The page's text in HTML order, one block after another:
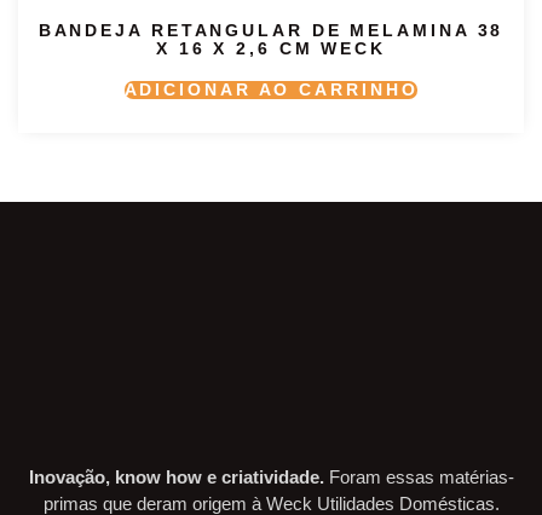
BANDEJA RETANGULAR DE MELAMINA 38
X 16 X 2,6 CM WECK
ADICIONAR AO CARRINHO
Inovação, know how e criatividade. Foram essas matérias-
primas que deram origem à Weck Utilidades Domésticas.